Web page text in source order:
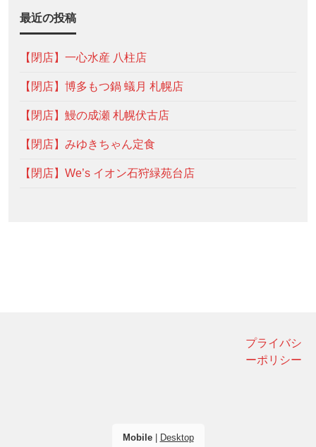
最近の投稿
【閉店】一心水産 八柱店
【閉店】博多もつ鍋 蟻月 札幌店
【閉店】鰻の成瀬 札幌伏古店
【閉店】みゆきちゃん定食
【閉店】We’s イオン石狩緑苑台店
プライバシ
ーポリシー
Mobile| Desktop